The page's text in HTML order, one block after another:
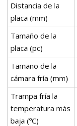
Distancia de la
placa (mm)
Tamaño de la
placa (pc)
Tamaño de la
cámara fría (mm)
Trampa fría la
temperatura más
baja (ºC)